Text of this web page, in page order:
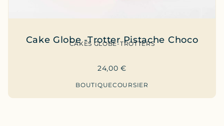
Cake Globe -Trotter Pistache Choco
CAKES GLOBE-TROTTERS
24,00€
BOUTIQUECOURSIER